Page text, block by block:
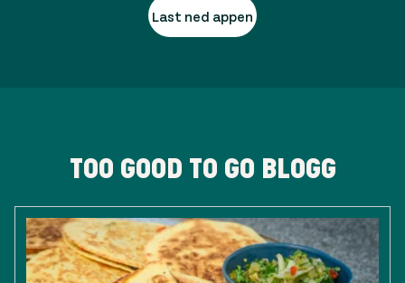
Last ned appen
TOO GOOD TO GO BLOGG